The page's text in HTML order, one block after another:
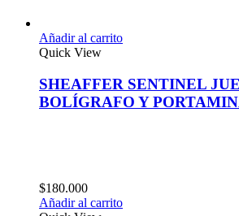
Añadir al carrito
Quick View
SHEAFFER SENTINEL
BOLÍGRAFO Y
$180.000
Añadir al carrito